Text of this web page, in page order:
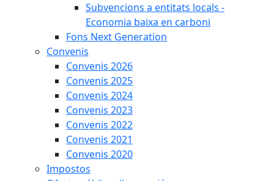
Subvencions a entitats locals -
Economia baixa en carboni
Fons Next Generation
Convenis
Convenis 2026
Convenis 2025
Convenis 2024
Convenis 2023
Convenis 2022
Convenis 2021
Convenis 2020
Impostos